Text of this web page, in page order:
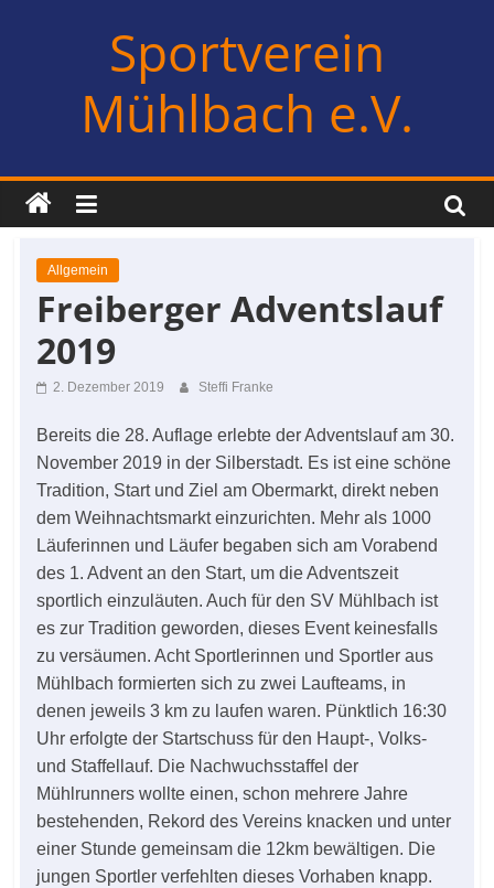
Sportverein
Mühlbach e.V.
Allgemein
Freiberger Adventslauf
2019
2. Dezember 2019 Steffi Franke
Bereits die 28. Auflage erlebte der Adventslauf am 30.
November 2019 in der Silberstadt. Es ist eine schöne
Tradition, Start und Ziel am Obermarkt, direkt neben
dem Weihnachtsmarkt einzurichten. Mehr als 1000
Läuferinnen und Läufer begaben sich am Vorabend
des 1. Advent an den Start, um die Adventszeit
sportlich einzuläuten. Auch für den SV Mühlbach ist
es zur Tradition geworden, dieses Event keinesfalls
zu versäumen. Acht Sportlerinnen und Sportler aus
Mühlbach formierten sich zu zwei Laufteams, in
denen jeweils 3 km zu laufen waren. Pünktlich 16:30
Uhr erfolgte der Startschuss für den Haupt-, Volks-
und Staffellauf. Die Nachwuchsstaffel der
Mühlrunners wollte einen, schon mehrere Jahre
bestehenden, Rekord des Vereins knacken und unter
einer Stunde gemeinsam die 12km bewältigen. Die
jungen Sportler verfehlten dieses Vorhaben knapp.